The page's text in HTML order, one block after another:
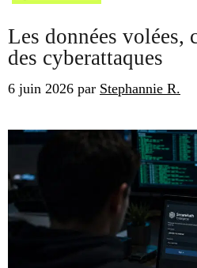
Les données volées,
des cyberattaques
6 juin 2026 par Stephannie R.